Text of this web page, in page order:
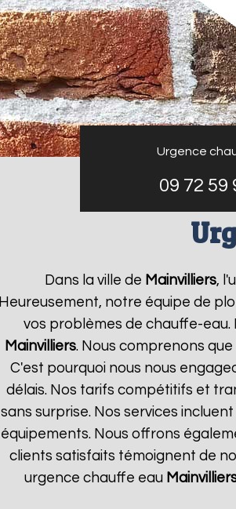
Urgence
09 72 59
Dans la ville de Mainvilliers,
Heureusement, notre équipe de
vos problèmes de chauffe-
Mainvilliers. Nous comprenons
C'est pourquoi nous nous
délais. Nos tarifs compétitifs et
sans surprise. Nos services
équipements. Nous offrons
clients satisfaits témoignent de
urgence chauffe eau